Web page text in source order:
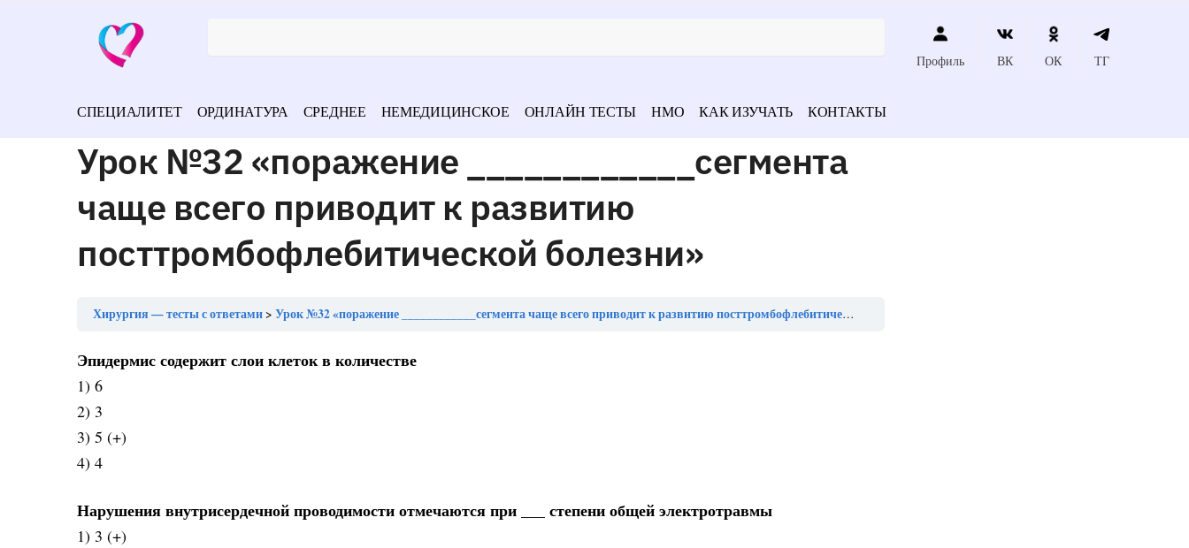
Профиль ВК ОК ТГ
СПЕЦИАЛИТЕТ ОРДИНАТУРА СРЕДНЕЕ НЕМЕДИЦИНСКОЕ ОНЛАЙН ТЕСТЫ НМО КАК ИЗУЧАТЬ КОНТАКТЫ
Урок №32 «поражение ____________сегмента
чаще всего приводит к развитию
посттромбофлебитической болезни»
Хирургия — тесты с ответами Урок №32 «поражение ____________сегмента чаще всего приводит к развитию посттромбофлебитической болезни»
Эпидермис содержит слои клеток в количестве
1) 6
2) 3
3) 5 (+)
4) 4
Нарушения внутрисердечной проводимости отмечаются при ___ степени общей электротравмы
1) 3 (+)